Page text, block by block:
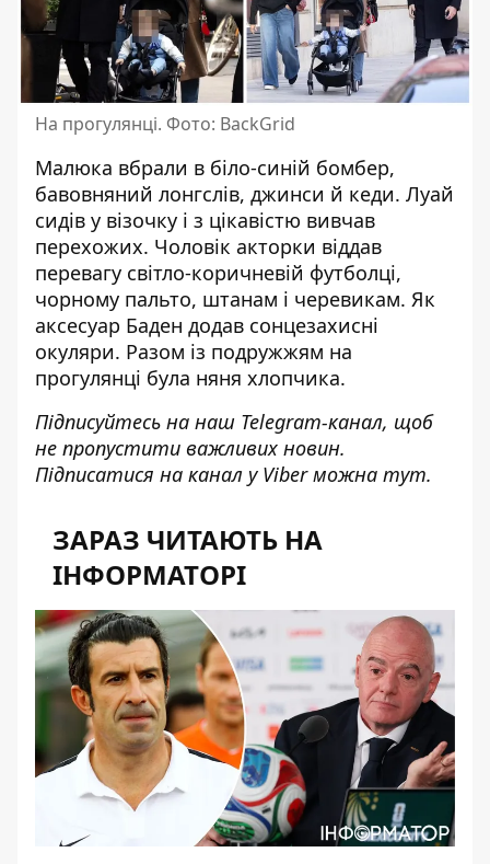
На прогулянці. Фото: BackGrid
Малюка вбрали в біло-синій бомбер,
бавовняний лонгслів, джинси й кеди. Луай
сидів у візочку і з цікавістю вивчав
перехожих. Чоловік акторки віддав
перевагу світло-коричневій футболці,
чорному пальто, штанам і черевикам. Як
аксесуар Баден додав сонцезахисні
окуляри. Разом із подружжям на
прогулянці була няня хлопчика.
Підписуйтесь на наш Telegram-канал, щоб
не пропустити важливих новин.
Підписатися на канал у Viber можна тут.
ЗАРАЗ ЧИТАЮТЬ НА
ІНФОРМАТОРІ